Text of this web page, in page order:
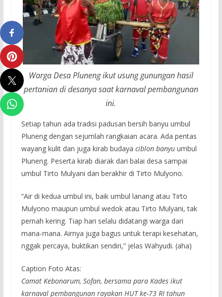
Warga Desa Pluneng ikut usung gunungan hasil
pertanian di desanya saat karnaval pembangunan
ini.
Setiap tahun ada tradisi padusan bersih banyu umbul
Pluneng dengan sejumlah rangkaian acara. Ada pentas
wayang kulit dan juga kirab budaya ciblon banyuumbul
Pluneng. Peserta kirab diarak dari balai desa sampai
umbul Tirto Mulyani dan berakhir di Tirto Mulyono.
“Air di kedua umbul ini, baik umbul lanang atau Tirto
Mulyono maupun umbul wedok atau Tirto Mulyani, tak
pernah kering. Tiap hari selalu didatangi warga dari
mana-mana. Airnya juga bagus untuk terapi kesehatan,
nggak percaya, buktikan sendiri,” jelas Wahyudi. (aha)
Caption Foto Atas:
Camat Kebonarum, Sofan, bersama para Kades ikut
karnaval pembangunan rayakan HUT ke-73 RI tahun